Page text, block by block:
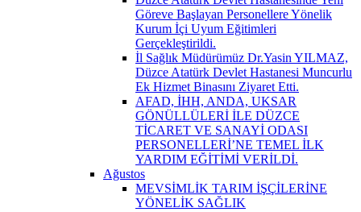
Göreve Başlayan Personellere Yönelik
Kurum İçi Uyum Eğitimleri
Gerçekleştirildi.
İl Sağlık Müdürümüz Dr.Yasin YILMAZ,
Düzce Atatürk Devlet Hastanesi Muncurlu
Ek Hizmet Binasını Ziyaret Etti.
AFAD, İHH, ANDA, UKSAR
GÖNÜLLÜLERİ İLE DÜZCE
TİCARET VE SANAYİ ODASI
PERSONELLERİ’NE TEMEL İLK
YARDIM EĞİTİMİ VERİLDİ.
Ağustos
MEVSİMLİK TARIM İŞÇİLERİNE
YÖNELİK SAĞLIK